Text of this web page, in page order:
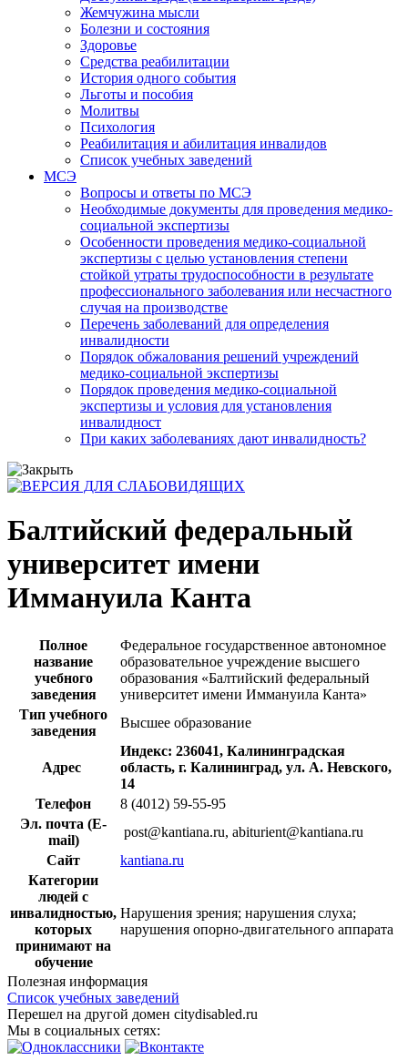
Жемчужина мысли
Болезни и состояния
Здоровье
Средства реабилитации
История одного события
Льготы и пособия
Молитвы
Психология
Реабилитация и абилитация инвалидов
Список учебных заведений
МСЭ
Вопросы и ответы по МСЭ
Необходимые документы для проведения медико-
социальной экспертизы
Особенности проведения медико-социальной
экспертизы с целью установления степени
стойкой утраты трудоспособности в результате
профессионального заболевания или несчастного
случая на производстве
Перечень заболеваний для определения
инвалидности
Порядок обжалования решений учреждений
медико-социальной экспертизы
Порядок проведения медико-социальной
экспертизы и условия для установления
инвалидност
При каких заболеваниях дают инвалидность?
Балтийский федеральный
университет имени
Иммануила Канта
Полное
название
учебного
заведения
Федеральное государственное автономное
образовательное учреждение высшего
образования «Балтийский федеральный
университет имени Иммануила Канта»
Тип учебного
заведения
Высшее образование
Адрес
Индекс: 236041, Калининградская
область, г. Калининград, ул. А. Невского,
14
Телефон
8 (4012) 59-55-95
Эл. почта (E-
mail)
post@kantiana.ru, abiturient@kantiana.ru
Сайт
kantiana.ru
Категории
людей с
инвалидностью,
которых
принимают на
обучение
Нарушения зрения; нарушения слуха;
нарушения опорно-двигательного аппарата
Полезная информация
Список учебных заведений
Перешел на другой домен citydisabled.ru
Мы в социальных сетях: